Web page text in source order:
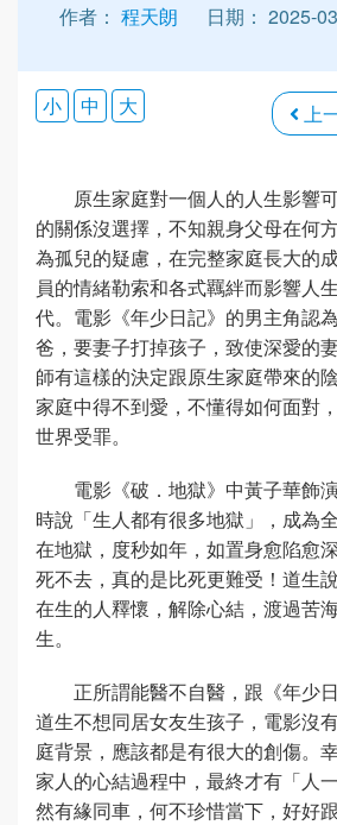
作者： 程天朗 日期： 2025-
上
小 中 大
原生家庭對一個人的人生影響
的關係沒選擇，不知親身父母在何
為孤兒的疑慮，在完整家庭長大的
員的情緒勒索和各式羈絆而影響人
代。電影《年少日記》的男主角認
爸，要妻子打掉孩子，致使深愛的
師有這樣的決定跟原生家庭帶來的
家庭中得不到愛，不懂得如何面對
世界受罪。
電影《破．地獄》中黃子華飾
時說「生人都有很多地獄」，成為
在地獄，度秒如年，如置身愈陷愈
死不去，真的是比死更難受！道生
在生的人釋懷，解除心結，渡過苦
生。
正所謂能醫不自醫，跟《年少
道生不想同居女友生孩子，電影沒
庭背景，應該都是有很大的創傷。
家人的心結過程中，最終才有「人
然有緣同車，何不珍惜當下，好好